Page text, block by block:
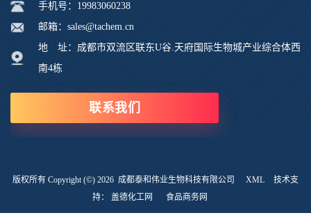
手机号：19983060238
邮箱：sales@tachem.cn
地 址：成都市双流区联东U谷.天府国际生物城产业综合体西
南4栋
联系我们
版权所有 Copyright (©) 2026 成都泰和伟业生物科技有限公司 XML
技术支
持： 盖德化工网 食品商务网